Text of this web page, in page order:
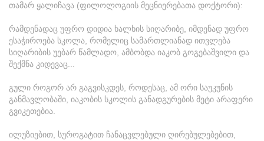
თამარ ყალიჩავა (ფილოლოგიის მეცნიერებათა დოქტორი):
რამდენადაც უფრო დიდია ხალხის სიღარიბე, იმდენად უფრო
ესაჭიროება სკოლა, რომელიც სამართლიანად ითვლება
სიღარიბის უებარ წამლადო, ამბობდა იაკობ გოგებაშვილი და
შექმნა კიდევაც...
გული როგორ არ გაგვისკდეს, როდესაც, ამ ორი საუკუნის
განმავლობაში, იაკობის სკოლის განადგურების მეტი არაფერი
გვიკეთებია.
ილუზიებით, სუროგატით ჩანაცვლებული ღირებულებებით,